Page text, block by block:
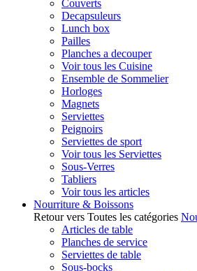
Couverts
Decapsuleurs
Lunch box
Pailles
Planches a decouper
Voir tous les Cuisine
Ensemble de Sommelier
Horloges
Magnets
Serviettes
Peignoirs
Serviettes de sport
Voir tous les Serviettes
Sous-Verres
Tabliers
Voir tous les articles
Nourriture & Boissons
Retour vers Toutes les catégories
Articles de table
Planches de service
Serviettes de table
Sous-bocks